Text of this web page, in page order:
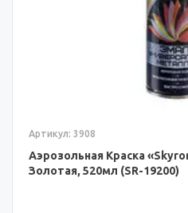
Артикул: 3908
Аэрозольная Краска
Золотая, 520мл (SR-19200)